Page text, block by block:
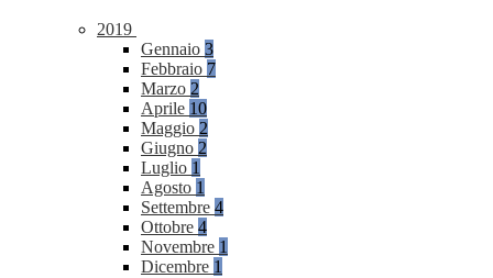
2019
Gennaio 3
Febbraio 7
Marzo 2
Aprile 10
Maggio 2
Giugno 2
Luglio 1
Agosto 1
Settembre 4
Ottobre 4
Novembre 1
Dicembre 1